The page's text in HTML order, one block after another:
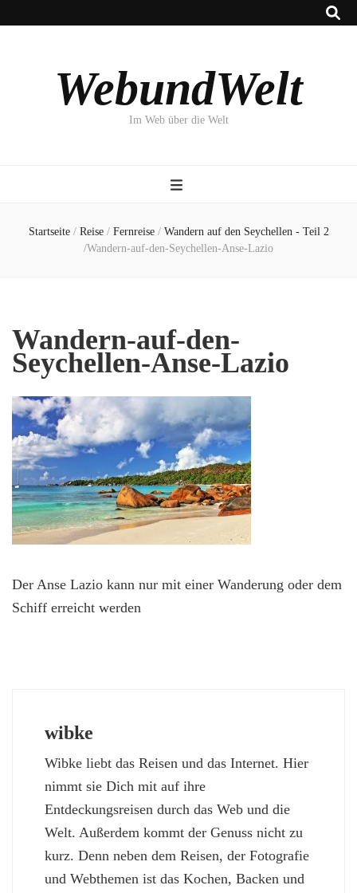
WebundWelt
Im Web über die Welt
Startseite / Reise / Fernreise / Wandern auf den Seychellen - Teil 2
/Wandern-auf-den-Seychellen-Anse-Lazio
Wandern-auf-den-
Seychellen-Anse-Lazio
Der Anse Lazio kann nur mit einer Wanderung oder dem
Schiff erreicht werden
wibke
Wibke liebt das Reisen und das Internet. Hier
nimmt sie Dich mit auf ihre
Entdeckungsreisen durch das Web und die
Welt. Außerdem kommt der Genuss nicht zu
kurz. Denn neben dem Reisen, der Fotografie
und Webthemen ist das Kochen, Backen und